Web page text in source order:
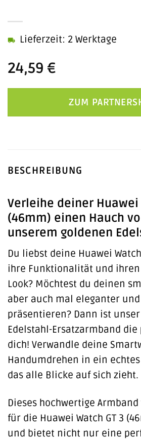
24,59 €
Lieferzeit: 2 Werktage
ZUM
BESCHREIBUNG
Verleihe deiner Huawei
(46mm) einen Hauch
unserem goldenen
Du liebst deine Huawei
ihre Funktionalität und
Look? Möchtest du deinen
aber auch mal eleganter
präsentieren? Dann ist
Edelstahl-Ersatzarmband
dich! Verwandle deine
Handumdrehen in ein
das alle Blicke auf sich zieht.
Dieses hochwertige
für die Huawei Watch GT 3
und bietet nicht nur eine